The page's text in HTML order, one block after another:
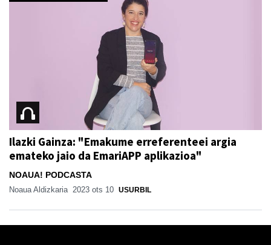
Ilazki Gainza: "Emakume erreferenteei argia
emateko jaio da EmariAPP aplikazioa"
NOAUA! PODCASTA
Noaua Aldizkaria 2023 ots 10 USURBIL